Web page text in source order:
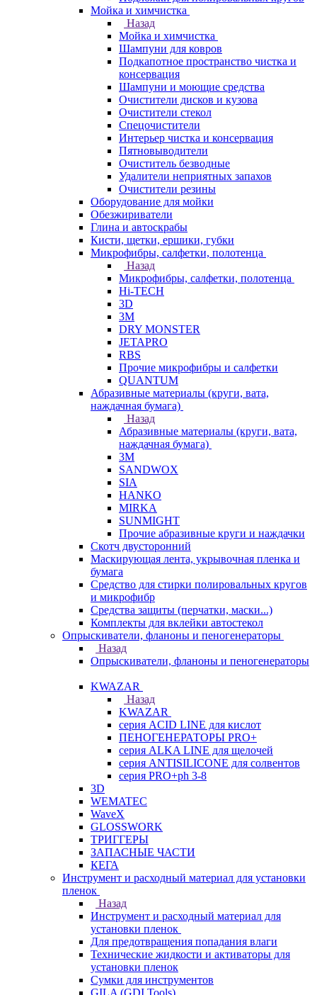
Мойка и химчистка
Назад
Мойка и химчистка
Шампуни для ковров
Подкапотное пространство чистка и
консервация
Шампуни и моющие средства
Очистители дисков и кузова
Очистители стекол
Спецочистители
Интерьер чистка и консервация
Пятновыводители
Очиститель безводные
Удалители неприятных запахов
Очистители резины
Оборудование для мойки
Обезжириватели
Глина и автоскрабы
Кисти, щетки, ершики, губки
Микрофибры, салфетки, полотенца
Назад
Микрофибры, салфетки, полотенца
Hi-TECH
3D
3М
DRY MONSTER
JETAPRO
RBS
Прочие микрофибры и салфетки
QUANTUM
Абразивные материалы (круги, вата,
наждачная бумага)
Назад
Абразивные материалы (круги, вата,
наждачная бумага)
3М
SANDWOX
SIA
HANKO
MIRKA
SUNMIGHT
Прочие абразивные круги и наждачки
Скотч двусторонний
Маскирующая лента, укрывочная пленка и
бумага
Средство для стирки полировальных кругов
и микрофибр
Средства защиты (перчатки, маски...)
Комплекты для вклейки автостекол
Опрыскиватели, фланоны и пеногенераторы
Назад
Опрыскиватели, фланоны и пеногенераторы
KWAZAR
Назад
KWAZAR
серия ACID LINE для кислот
ПЕНОГЕНЕРАТОРЫ PRO+
серия ALKA LINE для щелочей
серия ANTISILICONE для солвентов
серия PRO+ph 3-8
3D
WEMATEC
WaveX
GLOSSWORK
ТРИГГЕРЫ
ЗАПАСНЫЕ ЧАСТИ
КЕГА
Инструмент и расходный материал для установки
пленок
Назад
Инструмент и расходный материал для
установки пленок
Для предотвращения попадания влаги
Технические жидкости и активаторы для
установки пленок
Сумки для инструментов
GILA (GDI Tools)